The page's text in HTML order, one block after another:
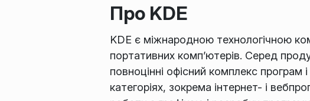
Про KDE
KDE є міжнародною технологічною
портативних комп’ютерів. Серед
повноцінні офісний комплекс
категоріях, зокрема інтернет- і